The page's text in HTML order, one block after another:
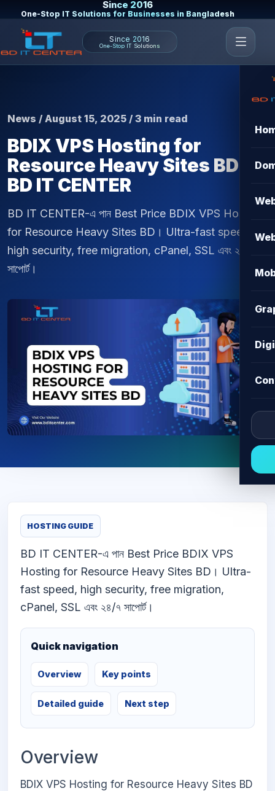
Since 2016
One-Stop IT Solutions for Businesses in Bangladesh
Since 2016
One-Stop IT Solutions
News / August 15, 2025 / 3 min read
BDIX VPS Hosting for
Resource Heavy Sites BD |
BD IT CENTER
BD IT CENTER-এ পান Best Price BDIX VPS Hosting
for Resource Heavy Sites BD। Ultra-fast speed,
high security, free migration, cPanel, SSL এবং ২৪/৭
সাপোর্ট।
HOSTING GUIDE
BD IT CENTER-এ পান Best Price BDIX VPS
Hosting for Resource Heavy Sites BD। Ultra-
fast speed, high security, free migration,
cPanel, SSL এবং ২৪/৭ সাপোর্ট।
Quick navigation
Overview Key points
Detailed guide Next step
Overview
BDIX VPS Hosting for Resource Heavy Sites BD